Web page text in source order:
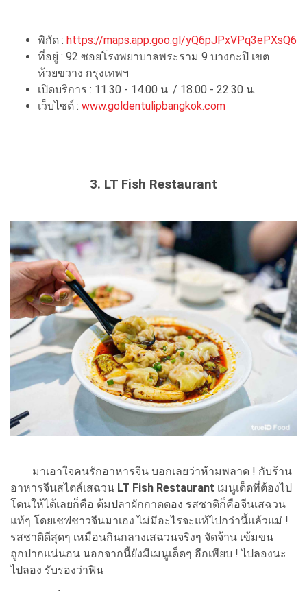
พิกัด : https://maps.app.goo.gl/yQ6pJPxVPq3ePXsQ6
ที่อยู่ : 92 ซอยโรงพยาบาลพระราม 9 บางกะปิ เขต
ห้วยขวาง กรุงเทพฯ
เปิดบริการ : 11.30 - 14.00 น. / 18.00 - 22.30 น.
เว็บไซต์ : www.goldentulipbangkok.com
3. LT Fish Restaurant
มาเอาใจคนรักอาหารจีน บอกเลยว่าห้ามพลาด ! กับร้าน
อาหารจีนสไตล์เสฉวน LT Fish Restaurant เมนูเด็ดที่ต้องไป
โดนให้ได้เลยก็คือ ต้มปลาผักกาดดอง รสชาติก็คือจีนเสฉวน
แท้ๆ โดยเชฟชาวจีนมาเอง ไม่มีอะไรจะแท้ไปกว่านี้แล้วแม่ !
รสชาติดีสุดๆ เหมือนกินกลางเสฉวนจริงๆ จัดจ้าน เข้มขน
ถูกปากแน่นอน นอกจากนี้ยังมีเมนูเด็ดๆ อีกเพียบ ! ไปลองนะ
ไปลอง รับรองว่าฟิน